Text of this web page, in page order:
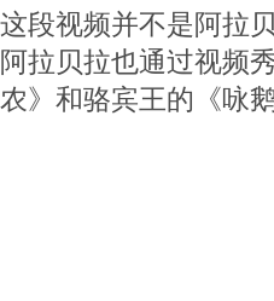
这段视频并不是阿拉
阿拉贝拉也通过视频
农》和骆宾王的《咏